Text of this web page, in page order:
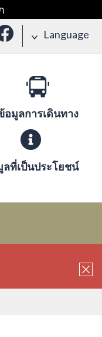
Language
อมูลการเดินทาง
ลที่เป็นประโยชน์